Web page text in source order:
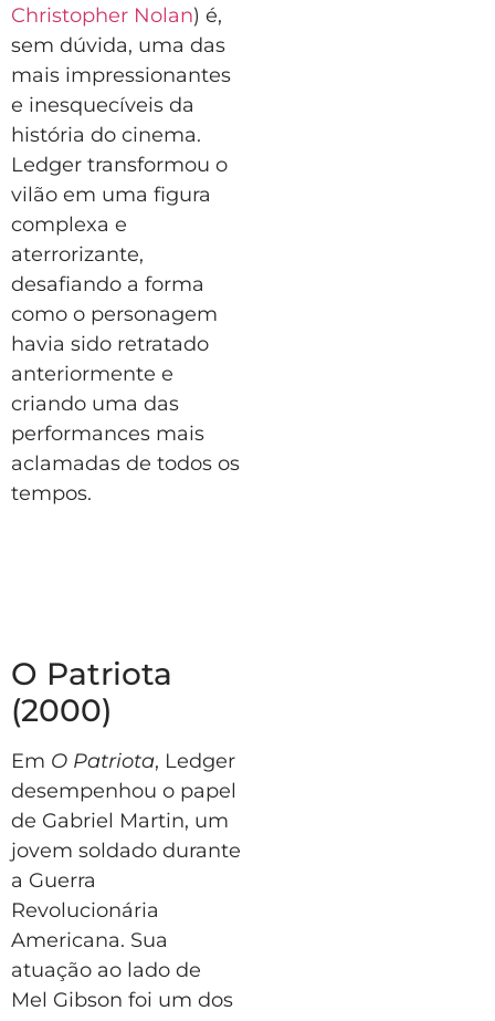
Christopher Nolan) é,
sem dúvida, uma das
mais impressionantes
e inesquecíveis da
história do cinema.
Ledger transformou o
vilão em uma figura
complexa e
aterrorizante,
desafiando a forma
como o personagem
havia sido retratado
anteriormente e
criando uma das
performances mais
aclamadas de todos os
tempos.
O Patriota
(2000)
Em O Patriota, Ledger
desempenhou o papel
de Gabriel Martin, um
jovem soldado durante
a Guerra
Revolucionária
Americana. Sua
atuação ao lado de
Mel Gibson foi um dos